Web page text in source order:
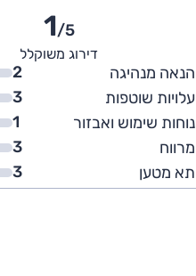
1/5
דירוג משוקלל
הנאה מנהיגה
2
עלויות שוטפות
3
נוחות שימוש ואבזור
1
מרווח
3
תא מטען
3